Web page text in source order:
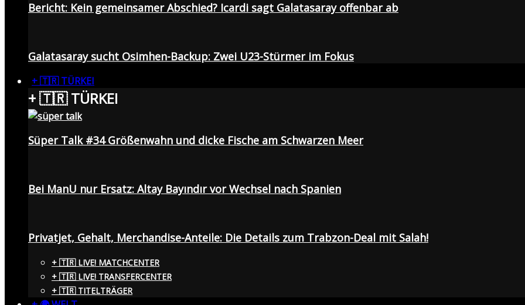
Bericht: Kein gemeinsamer Abschied? Icardi sagt Galatasaray offenbar ab
Galatasaray sucht Osimhen-Backup: Zwei U23-Stürmer im Fokus
+ 🇹🇷 TÜRKEI
+ 🇹🇷 TÜRKEI
Süper Talk #34 Größenwahn und dicke Fische am Schwarzen Meer
Bei ManU nur Ersatz: Altay Bayındır vor Wechsel nach Spanien
Privatjet, Gehalt, Merchandise-Anteile: Die Details zum Trabzon-Deal mit Salah!
+ 🇹🇷 LIVE! MATCHCENTER
+ 🇹🇷 LIVE! TRANSFERCENTER
+ 🇹🇷 TITELTRÄGER